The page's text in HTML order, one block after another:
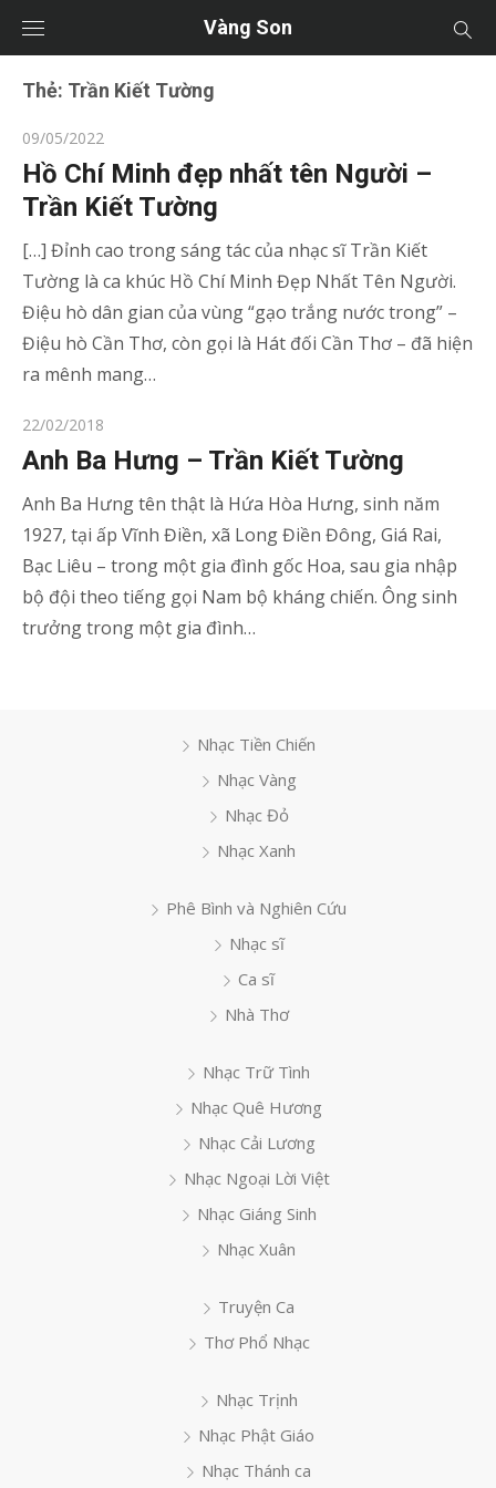
Vàng Son
Thẻ: Trần Kiết Tường
Posted
on
09/05/2022
Hồ Chí Minh đẹp nhất tên Người –
Trần Kiết Tường
[…] Đỉnh cao trong sáng tác của nhạc sĩ Trần Kiết
Tường là ca khúc Hồ Chí Minh Đẹp Nhất Tên Người.
Điệu hò dân gian của vùng “gạo trắng nước trong” –
Điệu hò Cần Thơ, còn gọi là Hát đối Cần Thơ – đã hiện
ra mênh mang…
Posted
on
22/02/2018
Anh Ba Hưng – Trần Kiết Tường
Anh Ba Hưng tên thật là Hứa Hòa Hưng, sinh năm
1927, tại ấp Vĩnh Điền, xã Long Điền Đông, Giá Rai,
Bạc Liêu – trong một gia đình gốc Hoa, sau gia nhập
bộ đội theo tiếng gọi Nam bộ kháng chiến. Ông sinh
trưởng trong một gia đình…
Nhạc Tiền Chiến
Nhạc Vàng
Nhạc Đỏ
Nhạc Xanh
Phê Bình và Nghiên Cứu
Nhạc sĩ
Ca sĩ
Nhà Thơ
Nhạc Trữ Tình
Nhạc Quê Hương
Nhạc Cải Lương
Nhạc Ngoại Lời Việt
Nhạc Giáng Sinh
Nhạc Xuân
Truyện Ca
Thơ Phổ Nhạc
Nhạc Trịnh
Nhạc Phật Giáo
Nhạc Thánh ca